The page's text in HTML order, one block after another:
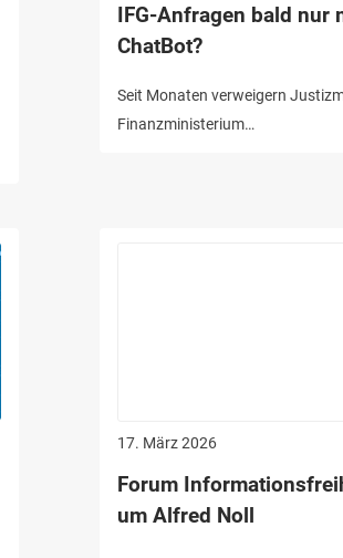
IFG-Anfragen bald nur
ChatBot?
Seit Monaten verweigern
Finanzministerium…
17. März 2026
Forum
um Alfred Noll